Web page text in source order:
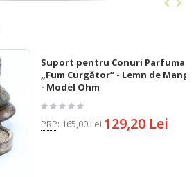
Suport pentru Conuri Parfumate
„Fum Curgător” - Lemn de Mango
- Model Ohm
PRP: 165,00 Lei 129,20 Lei